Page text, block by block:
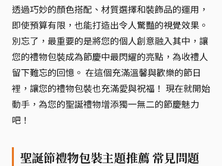
透過巧妙的顏色搭配、材質選擇和裝飾品的運用，
即使預算有限，也能打造出令人驚豔的視覺效果。
別忘了，最重要的是將您的個人創意融入其中，讓
您的禮物包裝成為節慶中最閃耀的亮點，為收禮人
留下難忘的回憶。 在這個充滿溫馨與歡樂的節日
裡，讓您的禮物包裝也充滿愛與祝福！ 現在就開始
動手，為您的聖誕禮物增添獨一無二的節慶魅力
吧！
聖誕節禮物包裝主題推薦 常見問題